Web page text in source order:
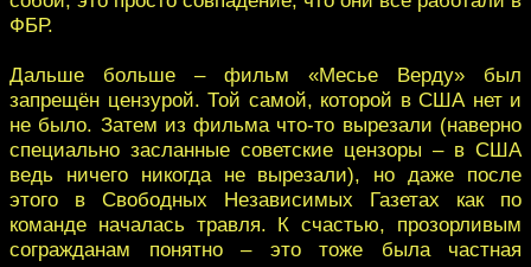
ФБР.
Дальше больше – фильм «Месье Верду» был
запрещён цензурой. Той самой, которой в США нет и
не было. Затем из фильма что-то вырезали (наверно
специально засланные советские цензоры – в США
ведь ничего никогда не вырезали), но даже после
этого в Свободных Независимых Газетах как по
команде началась травля. К счастью, прозорливым
согражданам понятно – это тоже была частная